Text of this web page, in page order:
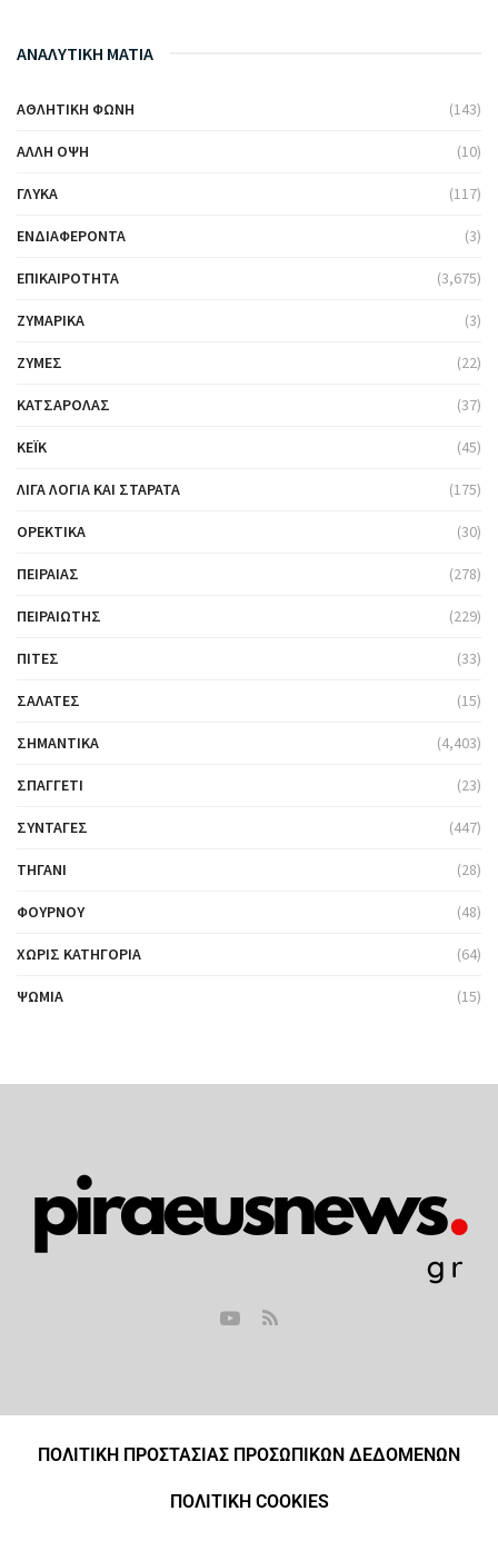
ΑΝΑΛΥΤΙΚΗ ΜΑΤΙΑ
ΑΘΛΗΤΙΚΉ ΦΩΝΉ (143)
ΆΛΛΗ ΌΨΗ (10)
ΓΛΥΚΆ (117)
ΕΝΔΙΑΦΈΡΟΝΤΑ (3)
ΕΠΙΚΑΙΡΌΤΗΤΑ (3,675)
ΖΥΜΑΡΙΚΆ (3)
ΖΎΜΕΣ (22)
ΚΑΤΣΑΡΌΛΑΣ (37)
ΚΈΙΚ (45)
ΛΊΓΑ ΛΌΓΙΑ ΚΑΙ ΣΤΑΡΆΤΑ (175)
ΟΡΕΚΤΙΚΆ (30)
ΠΕΙΡΑΙΆΣ (278)
ΠΕΙΡΑΙΏΤΗΣ (229)
ΠΊΤΕΣ (33)
ΣΑΛΆΤΕΣ (15)
ΣΗΜΑΝΤΙΚΆ (4,403)
ΣΠΑΓΓΈΤΙ (23)
ΣΥΝΤΑΓΈΣ (447)
ΤΗΓΆΝΙ (28)
ΦΟΎΡΝΟΥ (48)
ΧΩΡΊΣ ΚΑΤΗΓΟΡΊΑ (64)
ΨΩΜΙΆ (15)
ΠΟΛΙΤΙΚΗ ΠΡΟΣΤΑΣΙΑΣ ΠΡΟΣΩΠΙΚΩΝ ΔΕΔΟΜΕΝΩΝ
ΠΟΛΙΤΙΚΗ COOKIES